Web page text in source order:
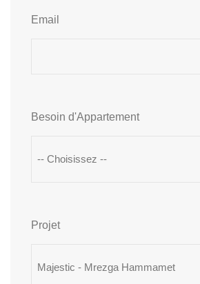
Email
Besoin d'Appartement
Projet